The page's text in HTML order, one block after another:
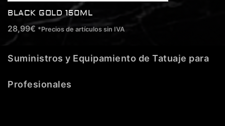
BLACK GOLD 150ML
28,99€ *Precios de artículos sin IVA
Suministros y Equipamiento de Tatuaje para
Profesionales